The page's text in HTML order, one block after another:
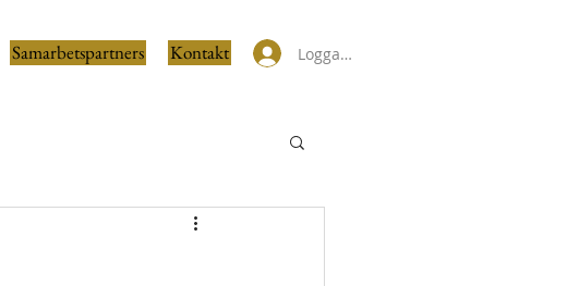
Samarbetspartners Kontakt Logga in